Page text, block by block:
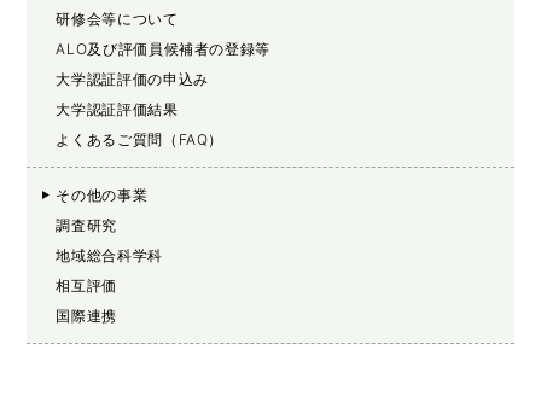
研修会等について
ALO及び評価員候補者の登録等
大学認証評価の申込み
大学認証評価結果
よくあるご質問（FAQ）
その他の事業
調査研究
地域総合科学科
相互評価
国際連携